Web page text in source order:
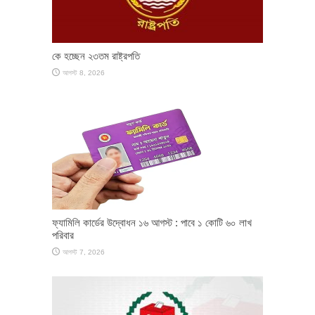
কে হচ্ছেন ২৩তম রাষ্ট্রপতি
আগস্ট 8, 2026
ফ্যামিলি কার্ডের উদ্বোধন ১৬ আগস্ট : পাবে ১ কোটি ৬০ লাখ
পরিবার
আগস্ট 7, 2026